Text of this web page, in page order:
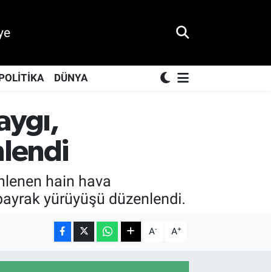
DÜNYA
hain hava
yürüyüşü düzenlendi.
A- A+